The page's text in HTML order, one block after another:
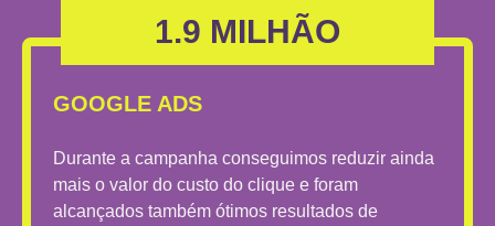
1.9 MILHÃO
GOOGLE ADS
Durante a campanha conseguimos reduzir ainda
mais o valor do custo do clique e foram
alcançados também ótimos resultados de